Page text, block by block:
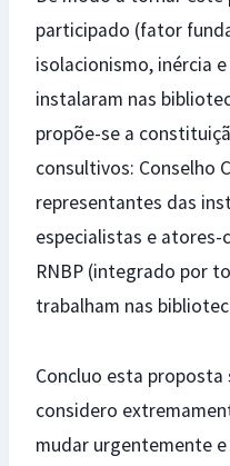
participado (fator
isolacionismo, inércia
instalaram nas
propõe-se a
consultivos: Conselho
representantes das
especialistas e atores-
RNBP (integrado por
trabalham nas
Concluo esta
considero
mudar urgentemente e